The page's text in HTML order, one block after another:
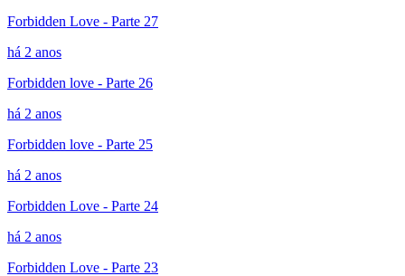
Forbidden Love - Parte 27
há 2 anos
Forbidden love - Parte 26
há 2 anos
Forbidden love - Parte 25
há 2 anos
Forbidden Love - Parte 24
há 2 anos
Forbidden Love - Parte 23